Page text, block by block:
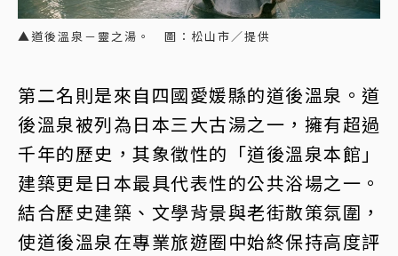
▲道後溫泉－靈之湯。 圖：松山市／提供
第二名則是來自四國愛媛縣的道後溫泉。道
後溫泉被列為日本三大古湯之一，擁有超過
千年的歷史，其象徵性的「道後溫泉本館」
建築更是日本最具代表性的公共浴場之一。
結合歷史建築、文學背景與老街散策氛圍，
使道後溫泉在專業旅遊圈中始終保持高度評